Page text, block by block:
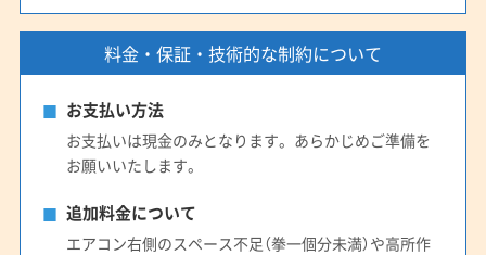
料金・保証・技術的な制約について
お支払い方法
お支払いは現金のみとなります。あらかじめご準備を
お願いいたします。
追加料金について
エアコン右側のスペース不足（拳一個分未満）や高所作